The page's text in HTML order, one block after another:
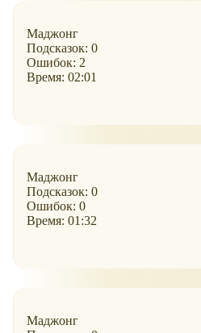
Маджонг
Подсказок: 0
Ошибок: 2
Время: 02:01
Маджонг
Подсказок: 0
Ошибок: 0
Время: 01:32
Маджонг